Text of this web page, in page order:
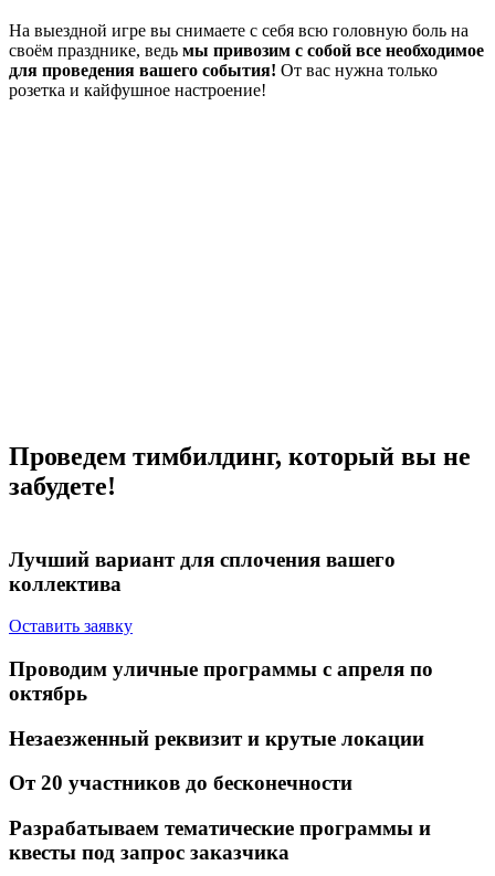
На выездной игре вы снимаете с себя всю головную боль на
своём празднике, ведь мы привозим с собой все необходимое
для проведения вашего события! От вас нужна только
розетка и кайфушное настроение!
Проведем тимбилдинг, который вы не
забудете!
Лучший вариант для сплочения вашего
коллектива
Оставить заявку
Проводим уличные программы с апреля по
октябрь
Незаезженный реквизити крутые локации
От 20 участников до бесконечности
Разрабатываем тематические программы и
квесты под запрос заказчика